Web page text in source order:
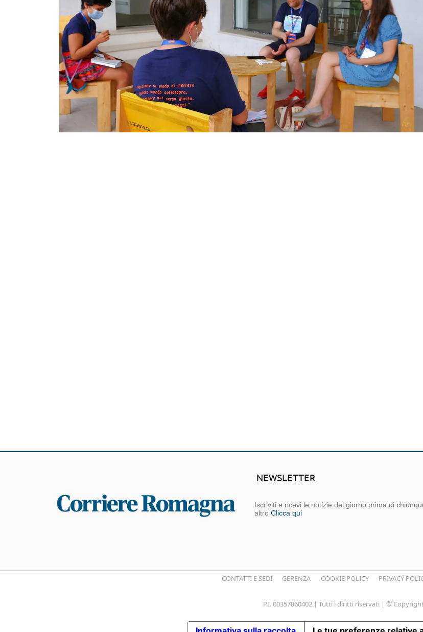
NEWSLETTER
Iscriviti e ricevi le notizie del giorno prima di
altro Clicca qui
CONTATTI E SEDI GERENZA COOKIE POLICY PRIVACY
P.I. 00357860402 | Tutti i diritti riservati | ©